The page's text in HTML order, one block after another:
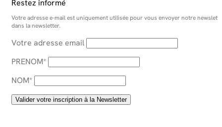
Restez informé
Votre adresse e-mail est uniquement utilisée pour vous envoyer notre
dans la newsletter.
Votre adresse email
PRENOM*
NOM*